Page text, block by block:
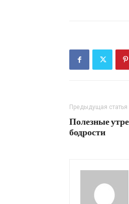
Предыдущая статья
Полезные
бодрости